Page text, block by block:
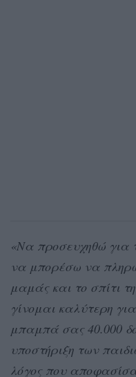
«Nα προσευχηθώ για
να μπορέσω να
μαμάς και το σπίτι
γίνομαι καλύτερη
μπαμπά σας 40.000
υποστήριξη των
λόγος που